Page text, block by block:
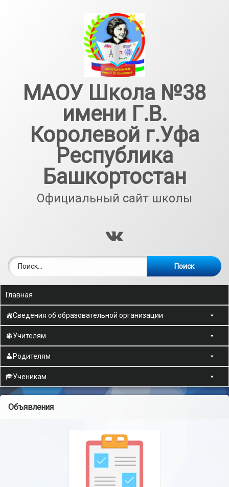
МАОУ Школа №38
имени Г.В.
Королевой г.Уфа
Республика
Башкортостан
Официальный сайт школы
ВКонтакте
Главная
Сведения об образовательной организации
Учителям
Родителям
Ученикам
Объявления